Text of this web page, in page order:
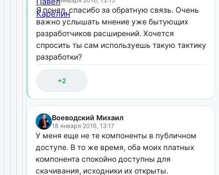
Я понял, спасибо за обратную связь. Очень
важно услышать мнение уже бытующих
разработчиков расширений. Хочется
спросить ты сам используешь такую тактику
разработки?
+2
Воеводский Михаил
18 января 2016, 13:17
У меня еще не те компоненты в публичном
доступе. В то же время, оба моих платных
компонента спокойно доступны для
скачивания, исходники их открыты.